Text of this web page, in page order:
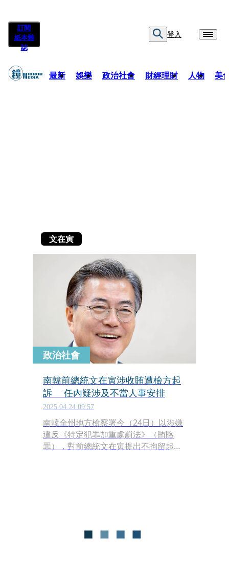
訂閱
紙本雜
誌
登入
最新 娛樂 政治社會 財經理財 人物 美
文在寅
政治社會
南韓前總統文在寅涉收賄遭檢方起
訴 任內疑涉及不當人事安排
2025.04.24 09:57
南韓全州地方檢察署今（24日）以涉嫌
違反《特定犯罪加重處罰法》（賄賂
罪），對前總統文在寅提出不拘留起